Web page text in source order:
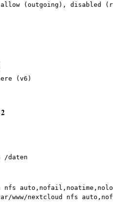
(outgoing), disabled
(v6)
/daten
nfs
www/nextcloud nfs